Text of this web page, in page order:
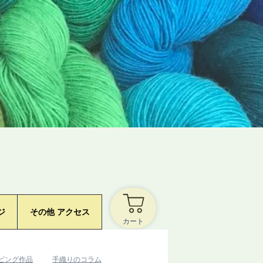
その他 アクセス
カート
​手織りのコラム
ング作品